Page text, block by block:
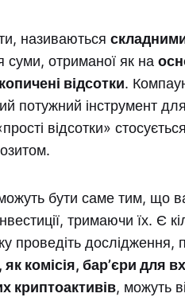
називаються
отриманої як на
відсотки.
потужний інструмент
відсотки»
бути саме тим, що
тримаючи їх. Є
проведіть дослідження,
як комісія, бар’єри для
криптоактивів, можуть